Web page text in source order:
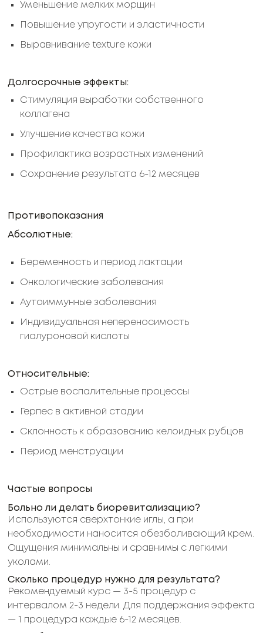
Уменьшение мелких морщин
Повышение упругости и эластичности
Выравнивание texture кожи
Долгосрочные эффекты:
Стимуляция выработки собственного
коллагена
Улучшение качества кожи
Профилактика возрастных изменений
Сохранение результата 6-12 месяцев
Противопоказания
Абсолютные:
Беременность и период лактации
Онкологические заболевания
Аутоиммунные заболевания
Индивидуальная непереносимость
гиалуроновой кислоты
Относительные:
Острые воспалительные процессы
Герпес в активной стадии
Склонность к образованию келоидных рубцов
Период менструации
Частые вопросы
Больно ли делать биоревитализацию?
Используются сверхтонкие иглы, а при
необходимости наносится обезболивающий крем.
Ощущения минимальны и сравнимы с легкими
уколами.
Сколько процедур нужно для результата?
Рекомендуемый курс — 3-5 процедур с
интервалом 2-3 недели. Для поддержания эффекта
— 1 процедура каждые 6-12 месяцев.